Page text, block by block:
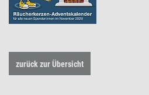
zurück zur Übersicht